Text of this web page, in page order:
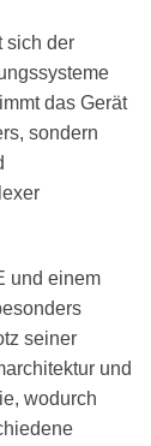
sich der
das Gerät
sondern
und einem
seiner
und
wodurch